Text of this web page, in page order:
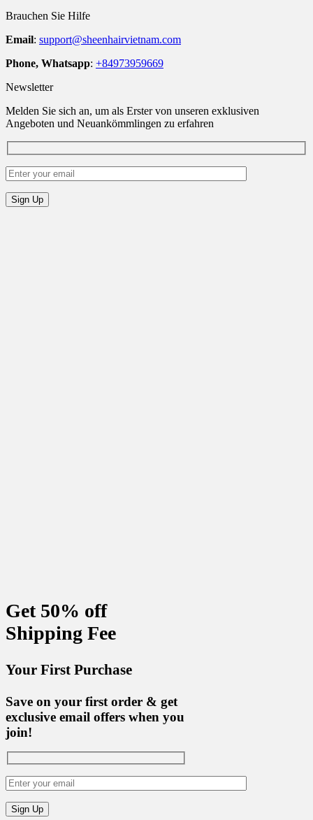
Brauchen Sie Hilfe
Email: support@sheenhairvietnam.com
Phone, Whatsapp: +84973959669
Newsletter
Melden Sie sich an, um als Erster von unseren exklusiven
Angeboten und Neuankömmlingen zu erfahren
Get 50% off
Shipping Fee
Your First Purchase
Save on your first order & get
exclusive email offers when you
join!